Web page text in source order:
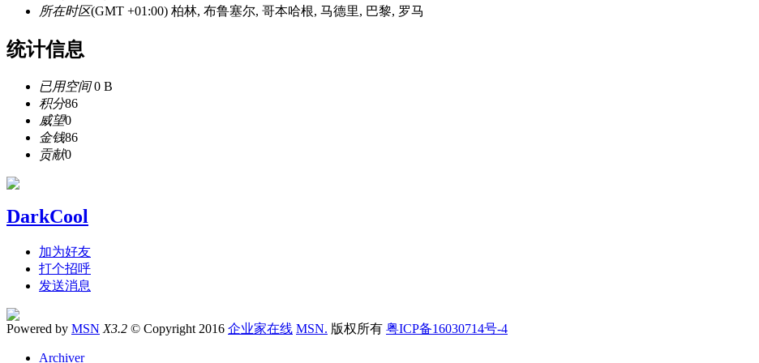
所在时区(GMT +01:00) 柏林, 布鲁塞尔, 哥本哈根, 马德里, 巴黎, 罗马
统计信息
已用空间0 B
积分86
威望0
金钱86
贡献0
DarkCool
加为好友
打个招呼
发送消息
Powered by MSN X3.2 © Copyright 2016 企业家在线 MSN. 版权所有 粤ICP备16030714号-4
Archiver